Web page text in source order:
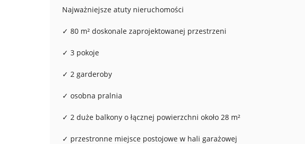
Najważniejsze atuty nieruchomości
✓ 80 m² doskonale zaprojektowanej przestrzeni
✓ 3 pokoje
✓ 2 garderoby
✓ osobna pralnia
✓ 2 duże balkony o łącznej powierzchni około 28 m²
✓ przestronne miejsce postojowe w hali garażowej